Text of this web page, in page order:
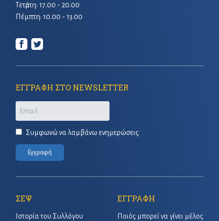
Τετἀρτη: 17.00 - 20.00
Πέμπτη: 10.00 - 13.00
ΕΓΓΡΑΦΗ ΣΤΟ NEWSLETTER
Email
Συμφωνώ να λαμβάνω ενημερώσεις
Εγγραφή
ΣΕΨ
Ιστορία του Συλλόγου
ΕΓΓΡΑΦΗ
Ποιός μπορεί να γίνει μέλος